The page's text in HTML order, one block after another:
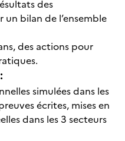
des
bilan de l’ensemble
des actions pour
simulées dans les
écrites, mises en
dans les 3 secteurs